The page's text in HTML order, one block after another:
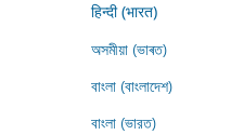
हिन्दी (भारत)
অসমীয়া (ভাৰত)
বাংলা (বাংলাদেশ)
বাংলা (ভারত)